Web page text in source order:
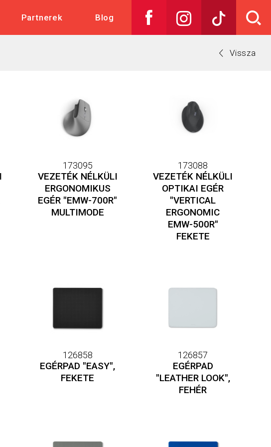
Partnerek Blog
Vissza
173095
VEZETÉK NÉLKÜLI
ERGONOMIKUS
EGÉR "EMW-700R"
MULTIMODE
173088
VEZETÉK NÉLKÜLI
OPTIKAI EGÉR
"VERTICAL
ERGONOMIC
EMW-500R"
FEKETE
126858
EGÉRPAD "EASY",
FEKETE
126857
EGÉRPAD
"LEATHER LOOK",
FEHÉR